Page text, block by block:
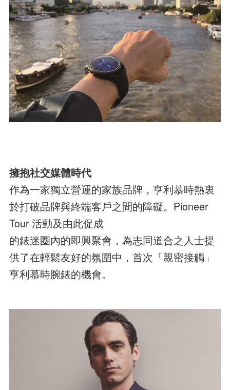
擁抱社交媒體時代
作為一家獨立營運的家族品牌，亨利慕時熱衷
於打破品牌與終端客戶之間的障礙。Pioneer
Tour 活動及由此促成
的錶迷圈內的即興聚會，為志同道合之人士提
供了在輕鬆友好的氛圍中，首次「親密接觸」
亨利慕時腕錶的機會。